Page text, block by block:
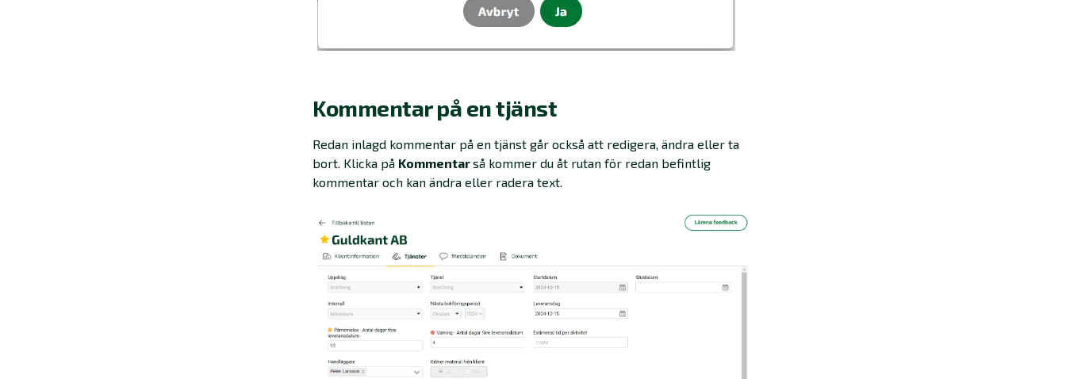
Kommentar på en tjänst
Redan inlagd kommentar på en tjänst går också att redigera, ändra eller ta
bort. Klicka på Kommentarså kommer du åt rutan för redan befintlig
kommentar och kan ändra eller radera text.